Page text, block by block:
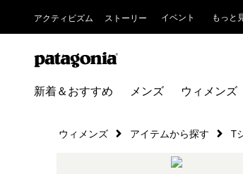
アクティビズム ストーリー イベント もっと
新着＆おすすめ メンズ ウィメンズ
ウィメンズ アイテムから探す T